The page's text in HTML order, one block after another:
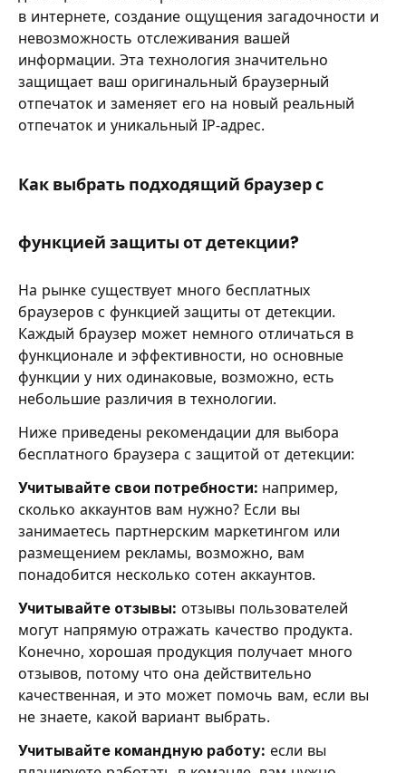
в интернете, создание ощущения загадочности и
невозможность отслеживания вашей
информации. Эта технология значительно
защищает ваш оригинальный браузерный
отпечаток и заменяет его на новый реальный
отпечаток и уникальный IP-адрес.
Как выбрать подходящий браузер с
функцией защиты от детекции?
На рынке существует много бесплатных
браузеров с функцией защиты от детекции.
Каждый браузер может немного отличаться в
функционале и эффективности, но основные
функции у них одинаковые, возможно, есть
небольшие различия в технологии.
Ниже приведены рекомендации для выбора
бесплатного браузера с защитой от детекции:
Учитывайте свои потребности: например,
сколько аккаунтов вам нужно? Если вы
занимаетесь партнерским маркетингом или
размещением рекламы, возможно, вам
понадобится несколько сотен аккаунтов.
Учитывайте отзывы: отзывы пользователей
могут напрямую отражать качество продукта.
Конечно, хорошая продукция получает много
отзывов, потому что она действительно
качественная, и это может помочь вам, если вы
не знаете, какой вариант выбрать.
Учитывайте командную работу: если вы